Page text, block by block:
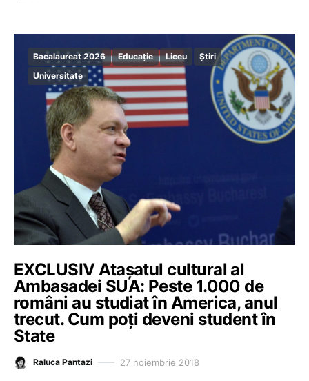
Bacalaureat 2026 Educație Liceu
Știri
Universitate
EXCLUSIV Atașatul cultural al
Ambasadei SUA: Peste 1.000 de
români au studiat în America, anul
trecut. Cum poți deveni student în
State
Raluca Pantazi 27 noiembrie 2018